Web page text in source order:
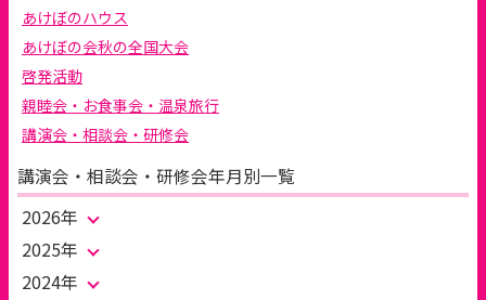
あけぼのハウス
あけぼの会秋の全国大会
啓発活動
親睦会・お食事会・温泉旅行
講演会・相談会・研修会
講演会・相談会・研修会年月別一覧
2026年
2025年
2024年